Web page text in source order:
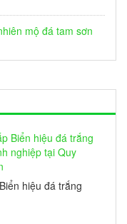
mộ đá tam sơn
hiệu đá trắng